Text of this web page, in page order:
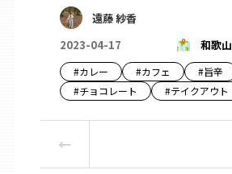
遠藤 紗香
2023-04-17
和歌山
#カレー #カフェ #旨辛
#チョコレート #テイクアウト
←